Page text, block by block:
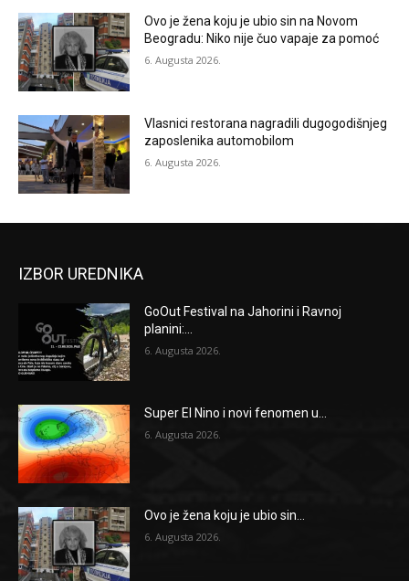
Ovo je žena koju je ubio sin na Novom
Beogradu: Niko nije čuo vapaje za pomoć
6. Augusta 2026.
Vlasnici restorana nagradili dugogodišnjeg
zaposlenika automobilom
6. Augusta 2026.
IZBOR UREDNIKA
GoOut Festival na Jahorini i Ravnoj
planini:...
6. Augusta 2026.
Super El Nino i novi fenomen u...
6. Augusta 2026.
Ovo je žena koju je ubio sin...
6. Augusta 2026.